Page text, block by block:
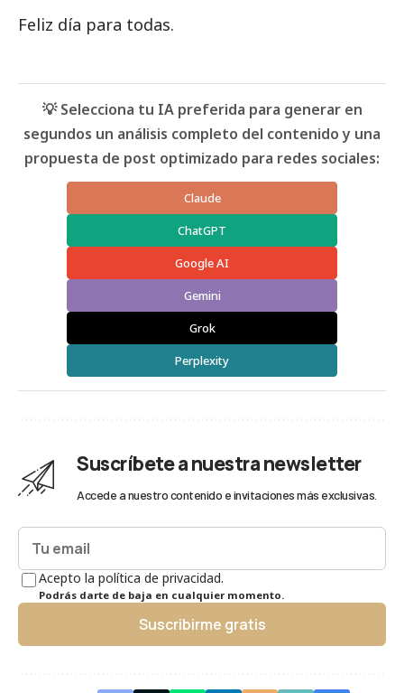
Feliz día para todas.
💡 Selecciona tu IA preferida para generar en
segundos un análisis completo del contenido y una
propuesta de post optimizado para redes sociales:
Claude
ChatGPT
Google AI
Gemini
Grok
Perplexity
Suscríbete a nuestra newsletter
Accede a nuestro contenido e invitaciones más exclusivas.
Acepto la política de privacidad.
Podrás darte de baja en cualquier momento.
Suscribirme gratis